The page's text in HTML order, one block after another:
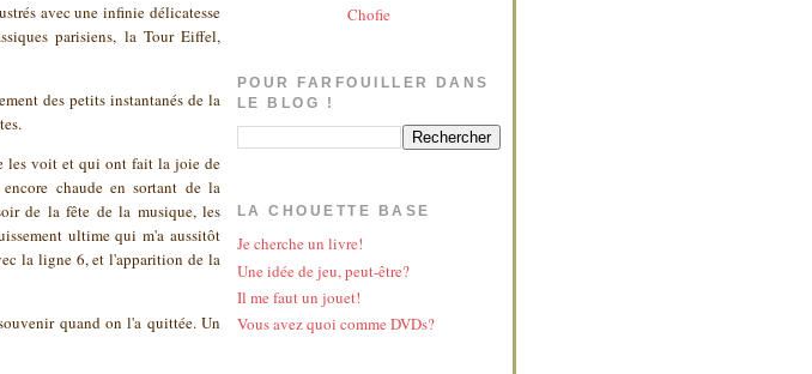
avec une infinie délicatesse
parisiens, la Tour Eiffel,
des petits instantanés de la
les voit et qui ont fait la joie de
chaude en sortant de la
de la fête de la musique, les
ultime qui m'a aussitôt
la ligne 6, et l'apparition de la
quand on l'a quittée. Un
Chofie
POUR FARFOUILLER DANS
LE BLOG !
LA CHOUETTE BASE
Je cherche un livre!
Une idée de jeu, peut-être?
Il me faut un jouet!
Vous avez quoi comme DVDs?